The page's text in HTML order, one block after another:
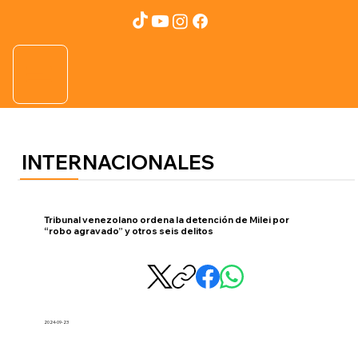
INTERNACIONALES
Tribunal venezolano ordena la detención de Milei por
“robo agravado” y otros seis delitos
2024-09-23